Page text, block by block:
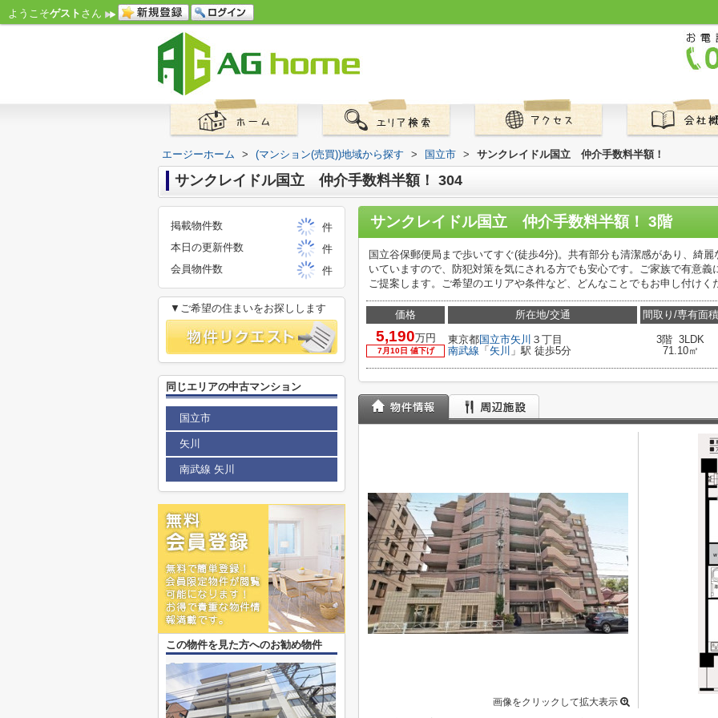
ようこそゲスト さん
エージーホーム > (マンション(売買))地域から探す > 国立市 > サンクレイドル国立 仲介手数料半額！
サンクレイドル国立 仲介手数料半額！ 304
サンクレイドル国立 仲介手数料半額！ 3階
国立谷保郵便局まで歩いてすぐ(徒歩4分)。共有部分も清潔感があり、綺
いていますので、防犯対策を気にされる方でも安心です。ご家族で有意
ご提案します。ご希望のエリアや条件など、どんなことでもお申し付け
価格
5,190万円
7月10日 値下げ
所在地/交通
東京都国立市矢川 ３丁目
南武線 「 矢川 」駅 徒歩5分
間取り/専有面積
3階 3LDK
71.10㎡
画像をクリックして拡大表示
掲載物件数
件
本日の更新件数
件
会員物件数
件
▼ご希望の住まいをお探しします
同じエリアの中古マンション
国立市
矢川
南武線 矢川
この物件を見た方へのお勧め物件